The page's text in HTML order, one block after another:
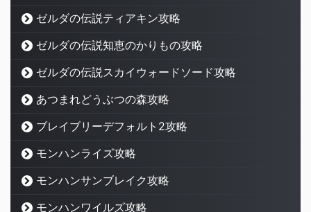
ゼルダの伝説ティアキン攻略
ゼルダの伝説知恵のかりもの攻略
ゼルダの伝説スカイウォードソード攻略
あつまれどうぶつの森攻略
ブレイブリーデフォルト2攻略
モンハンライズ攻略
モンハンサンブレイク攻略
モンハンワイルズ攻略